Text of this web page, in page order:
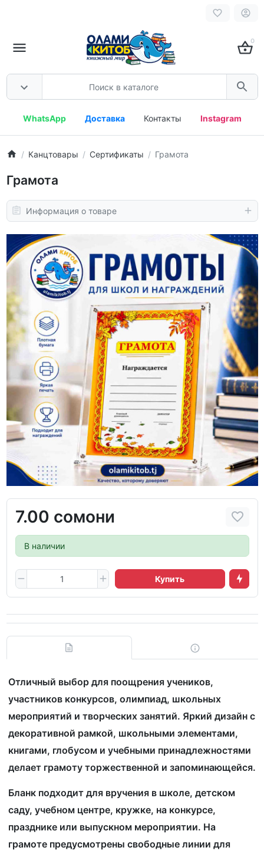
0
WhatsApp Доставка Контакты Instagram
Канцтовары Сертификаты Грамота
Грамота
Информация о товаре
7.00 сомони
В наличии
Купить
Отличный выбор для поощрения учеников,
участников конкурсов, олимпиад, школьных
мероприятий и творческих занятий. Яркий дизайн с
декоративной рамкой, школьными элементами,
книгами, глобусом и учебными принадлежностями
делает грамоту торжественной и запоминающейся.
Бланк подходит для вручения в школе, детском
саду, учебном центре, кружке, на конкурсе,
празднике или выпускном мероприятии. На
грамоте предусмотрены свободные линии для